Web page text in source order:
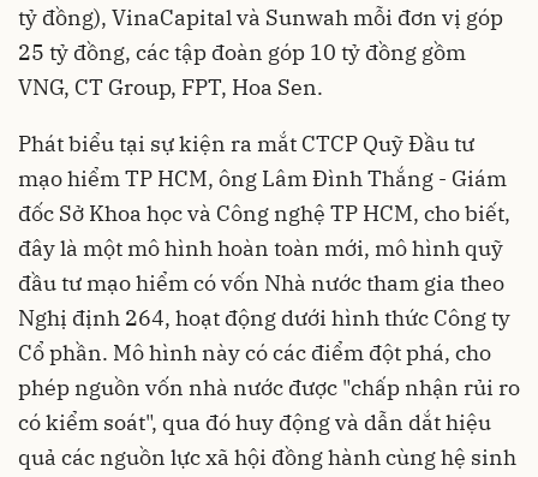
tỷ đồng), VinaCapital và Sunwah mỗi đơn vị góp
25 tỷ đồng, các tập đoàn góp 10 tỷ đồng gồm
VNG, CT Group, FPT, Hoa Sen.
Phát biểu tại sự kiện ra mắt CTCP Quỹ Đầu tư
mạo hiểm TP HCM, ông Lâm Đình Thắng - Giám
đốc Sở Khoa học và Công nghệ TP HCM, cho biết,
đây là một mô hình hoàn toàn mới, mô hình quỹ
đầu tư mạo hiểm có vốn Nhà nước tham gia theo
Nghị định 264, hoạt động dưới hình thức Công ty
Cổ phần. Mô hình này có các điểm đột phá, cho
phép nguồn vốn nhà nước được "chấp nhận rủi ro
có kiểm soát", qua đó huy động và dẫn dắt hiệu
quả các nguồn lực xã hội đồng hành cùng hệ sinh